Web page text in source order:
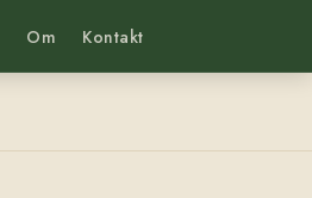
Om Kontakt